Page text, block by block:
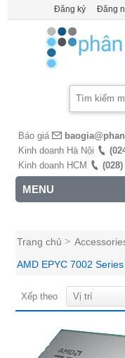
Đăng ký Đăng
Báo giá
Kinh doanh Hà Nội
Kinh doanh HCM
MENU
Trang chủ >
AMD EPYC 7002 Series
Xếp theo